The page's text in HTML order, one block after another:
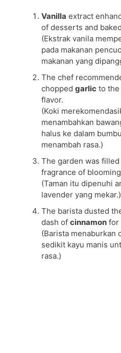
Vanilla extract
of desserts and
(Ekstrak vanila
pada makanan
makanan yang
The chef
chopped garlic to the
flavor.
(Koki
menambahkan
halus ke dalam
menambah rasa.)
The garden was
fragrance of blooming
(Taman itu dipenuhi
lavender yang mekar.)
The barista dusted
dash of cinnamon for
(Barista menaburkan
sedikit kayu manis
rasa.)